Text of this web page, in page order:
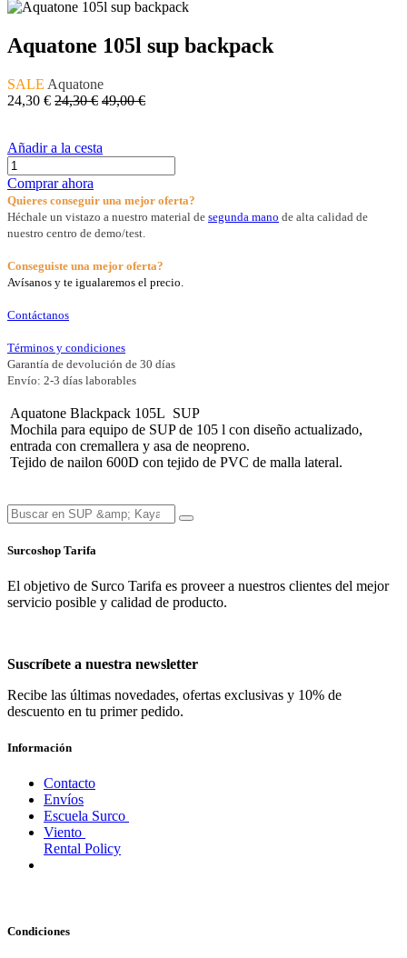
Aquatone 105l sup backpack
SALE Aquatone
24,30 € 24,30€ 49,00€
Añadir a la cesta
Comprar ahora
Quieres conseguir una mejor oferta?
Héchale un vistazo a nuestro material de segunda mano de alta calidad de
nuestro centro de demo/test.
Conseguiste una mejor oferta?
Avísanos y te igualaremos el precio.
Contáctanos
Términos y condiciones
Garantía de devolución de 30 días
Envío: 2-3 días laborables
Aquatone Blackpack 105L SUP
Mochila para equipo de SUP de 105 l con diseño actualizado,
entrada con cremallera y asa de neopreno.
Tejido de nailon 600D con tejido de PVC de malla lateral.
Surcoshop Tarifa
El objetivo de Surco Tarifa es proveer a nuestros clientes del mejor
servicio posible y calidad de producto.
Suscríbete a nuestra newsletter
Recibe las últimas novedades, ofertas exclusivas y 10% de
descuento en tu primer pedido.
Información
Contacto
Envíos
Escuela Surco
Viento
Rental Policy
Condiciones